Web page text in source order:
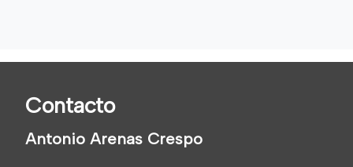
Contacto
Antonio Arenas Crespo